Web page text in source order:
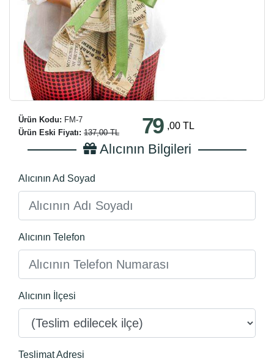
Ürün Kodu: FM-7
Ürün Eski Fiyatı: 137,00 TL 79 ,00 TL
Alıcının Bilgileri
Alıcının Ad Soyad
Alıcının Telefon
Alıcının İlçesi
Teslimat Adresi